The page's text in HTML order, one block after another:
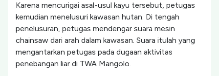
Karena mencurigai asal-usul kayu tersebut, petugas
kemudian menelusuri kawasan hutan. Di tengah
penelusuran, petugas mendengar suara mesin
chainsaw dari arah dalam kawasan. Suara itulah yang
mengantarkan petugas pada dugaan aktivitas
penebangan liar di TWA Mangolo.